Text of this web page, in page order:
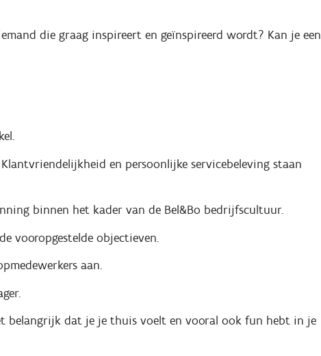
die graag inspireert en geïnspireerd wordt? Kan je een
en persoonlijke servicebeleving staan
binnen het kader van de Bel&Bo bedrijfscultuur.
vooropgestelde objectieven.
aan.
belangrijk dat je je thuis voelt en vooral ook fun hebt in je